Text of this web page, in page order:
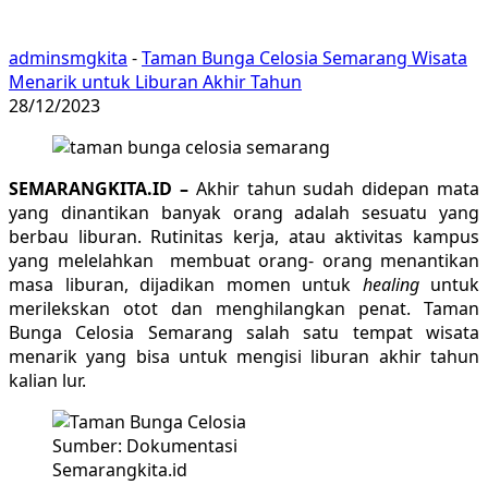
adminsmgkita -Taman Bunga Celosia Semarang Wisata
Menarik untuk Liburan Akhir Tahun
28/12/2023
SEMARANGKITA.ID – Akhir tahun sudah didepan mata
yang dinantikan banyak orang adalah sesuatu yang
berbau liburan. Rutinitas kerja, atau aktivitas kampus
yang melelahkan membuat orang- orang menantikan
masa liburan, dijadikan momen untuk healinguntuk
merilekskan otot dan menghilangkan penat. Taman
Bunga Celosia Semarang salah satu tempat wisata
menarik yang bisa untuk mengisi liburan akhir tahun
kalian lur.
Sumber: Dokumentasi
Semarangkita.id